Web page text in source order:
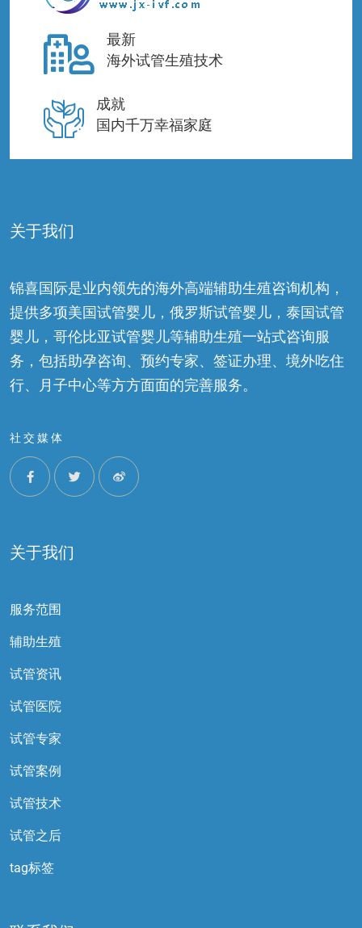
最新
海外试管生殖技术
成就
国内千万幸福家庭
关于我们
锦喜国际是业内领先的海外高端辅助生殖咨询机构，
提供多项美国试管婴儿，俄罗斯试管婴儿，泰国试管
婴儿，哥伦比亚试管婴儿等辅助生殖一站式咨询服
务，包括助孕咨询、预约专家、签证办理、境外吃住
行、月子中心等方方面面的完善服务。
社交媒体
关于我们
服务范围
辅助生殖
试管资讯
试管医院
试管专家
试管案例
试管技术
试管之后
tag标签